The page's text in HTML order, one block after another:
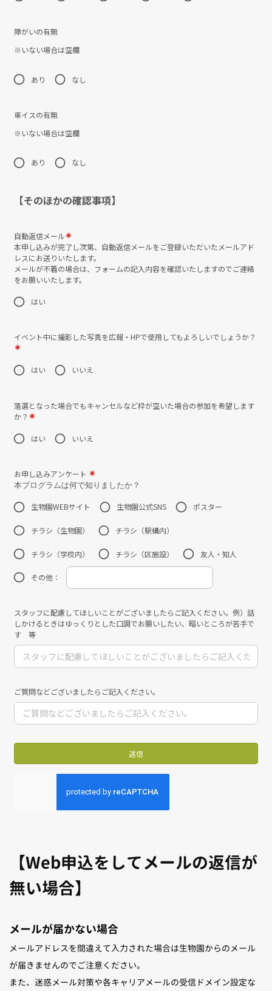
【Web申込をしてメールの返信が
無い場合】
メールが届かない場合
メールアドレスを間違えて入力された場合は生物園からのメール
が届きませんのでご注意ください。
また、迷惑メール対策や各キャリアメールの受信ドメイン設定な